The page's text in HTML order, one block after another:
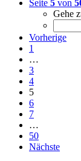
Seite 5 von
Gehe
Vorherige
1
…
3
4
5
6
7
…
50
Nächste